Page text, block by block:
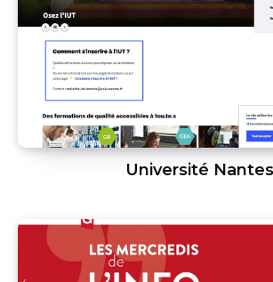
Université Nantes